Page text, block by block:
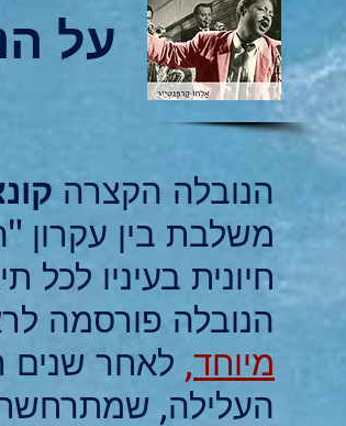
על
הנובלה הקצרה
משלבת בין עקרון
חיונית בעיניו
הנובלה פורסמה
מיוחד, לאחר שנים